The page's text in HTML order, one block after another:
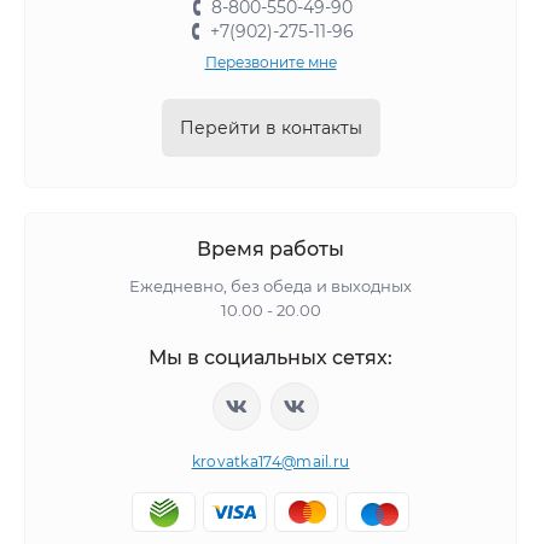
8-800-550-49-90
+7(902)-275-11-96
Перезвоните мне
Перейти в контакты
Время работы
Ежедневно, без обеда и выходных
10.00 - 20.00
Мы в социальных сетях:
krovatka174@mail.ru